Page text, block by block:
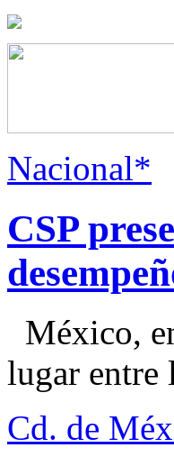
Nacional*
CSP
México,
lugar entre
Cd. de